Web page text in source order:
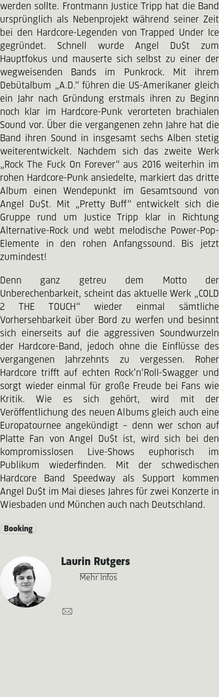
werden sollte. Frontmann Justice Tripp hat die Band
ursprünglich als Nebenprojekt während seiner Zeit
bei den Hardcore-Legenden von Trapped Under Ice
gegründet. Schnell wurde Angel Du$t zum
Hauptfokus und mauserte sich selbst zu einer der
wegweisenden Bands im Punkrock. Mit ihrem
Debütalbum „A.D.“ führen die US-Amerikaner gleich
ein Jahr nach Gründung erstmals ihren zu Beginn
noch klar im Hardcore-Punk verorteten brachialen
Sound vor. Über die vergangenen zehn Jahre hat die
Band ihren Sound in insgesamt sechs Alben stetig
weiterentwickelt. Nachdem sich das zweite Werk
„Rock The Fuck On Forever“ aus 2016 weiterhin im
rohen Hardcore-Punk ansiedelte, markiert das dritte
Album einen Wendepunkt im Gesamtsound von
Angel Du$t. Mit „Pretty Buff“ entwickelt sich die
Gruppe rund um Justice Tripp klar in Richtung
Alternative-Rock und webt melodische Power-Pop-
Elemente in den rohen Anfangssound. Bis jetzt
zumindest!
Denn ganz getreu dem Motto der
Unberechenbarkeit, scheint das aktuelle Werk „COLD
2 THE TOUCH“ wieder einmal sämtliche
Vorhersehbarkeit über Bord zu werfen und besinnt
sich einerseits auf die aggressiven Soundwurzeln
der Hardcore-Band, jedoch ohne die Einflüsse des
vergangenen Jahrzehnts zu vergessen. Roher
Hardcore trifft auf echten Rock’n’Roll-Swagger und
sorgt wieder einmal für große Freude bei Fans wie
Kritik. Wie es sich gehört, wird mit der
Veröffentlichung des neuen Albums gleich auch eine
Europatournee angekündigt – denn wer schon auf
Platte Fan von Angel Du$t ist, wird sich bei den
kompromisslosen Live-Shows euphorisch im
Publikum wiederfinden. Mit der schwedischen
Hardcore Band Speedway als Support kommen
Angel Du$t im Mai dieses Jahres für zwei Konzerte in
Wiesbaden und München auch nach Deutschland.
Booking
Laurin Rutgers
Mehr Infos